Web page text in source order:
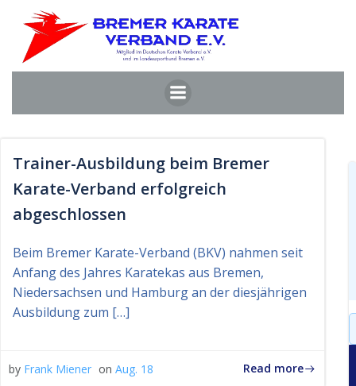
Inhalt
springen
Trainer-Ausbildung beim Bremer
Karate-Verband erfolgreich
abgeschlossen
Beim Bremer Karate-Verband (BKV) nahmen seit
Anfang des Jahres Karatekas aus Bremen,
Niedersachsen und Hamburg an der diesjährigen
Ausbildung zum […]
by Frank Miener on Aug. 18 Read more